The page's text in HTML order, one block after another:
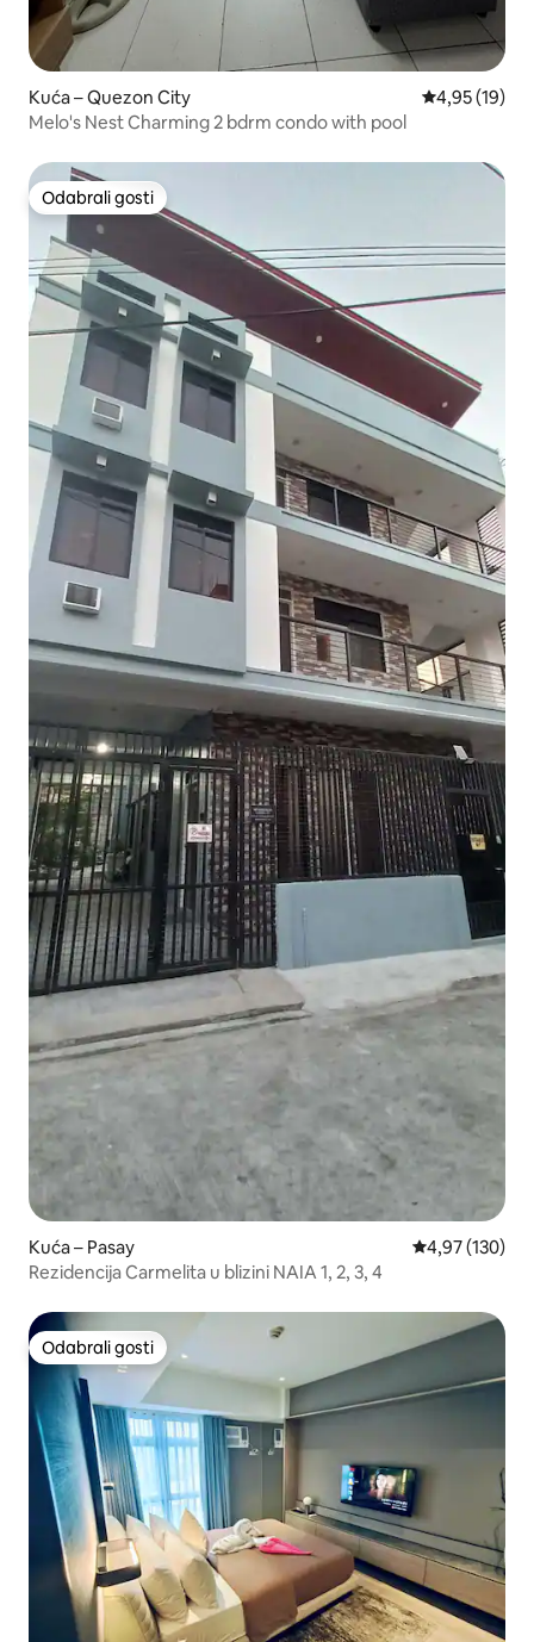
Kuća – Quezon City Prosječna
4,95 (19)
Melo's Nest Charming 2 bdrm condo with pool
Odabrali gosti
Odabrali gosti
Kuća – Pasay Prosječna
4,97 (130)
Rezidencija Carmelita u blizini NAIA 1, 2, 3, 4
Odabrali gosti
Odabrali gosti